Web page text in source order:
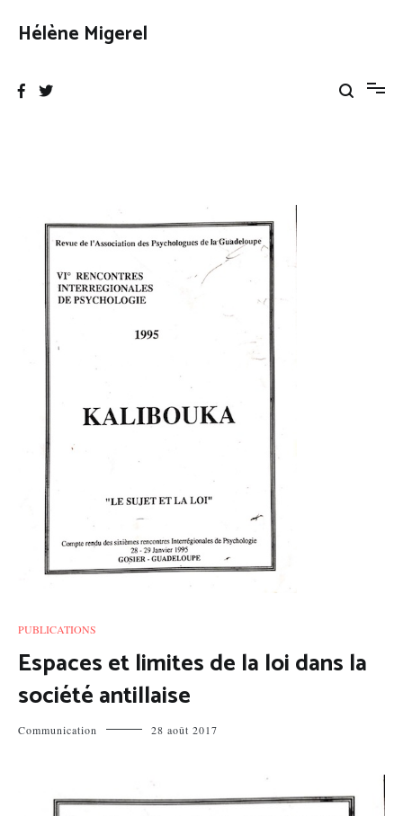
Hélène Migerel
PUBLICATIONS
Espaces et limites de la loi dans la
société antillaise
Communication 28 août 2017